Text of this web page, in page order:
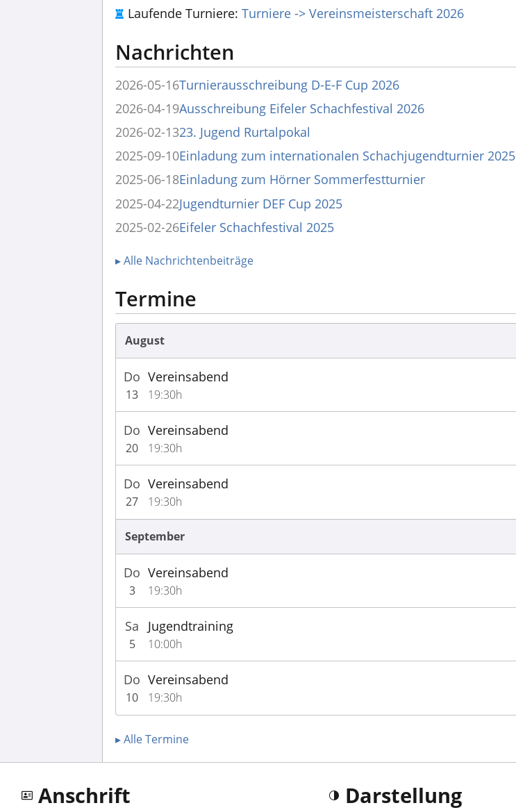
Laufende Turniere: Turniere -> Vereinsmeisterschaft 2026
Nachrichten
2026-05-16Turnierausschreibung D-E-F Cup 2026
2026-04-19Ausschreibung Eifeler Schachfestival 2026
2026-02-1323. Jugend Rurtalpokal
2025-09-10Einladung zum internationalen Schachjugendturnier 2025
2025-06-18Einladung zum Hörner Sommerfestturnier
2025-04-22Jugendturnier DEF Cup 2025
2025-02-26Eifeler Schachfestival 2025
▸ Alle Nachrichtenbeiträge
Termine
August
Do
13
Vereinsabend
19:30h
Do
20
Vereinsabend
19:30h
Do
27
Vereinsabend
19:30h
September
Do
3
Vereinsabend
19:30h
Sa
5
Jugendtraining
10:00h
Do
10
Vereinsabend
19:30h
▸ Alle Termine
Anschrift Darstellung